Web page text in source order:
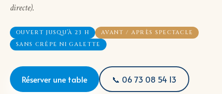
directe).
OUVERT JUSQU’À 23 H
AVANT / APRÈS SPECTACLE
SANS CRÊPE NI GALETTE
Réserver une table 📞 06 73 08 54 13